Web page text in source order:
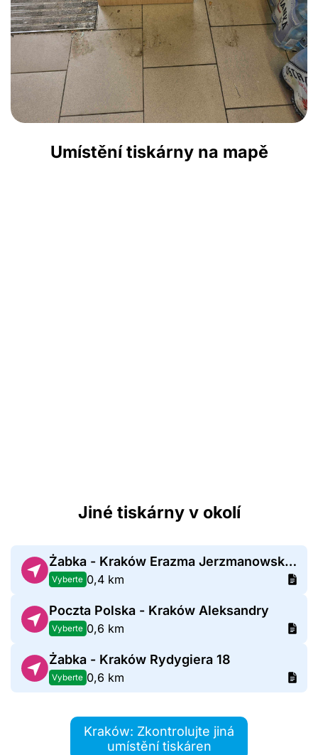
Umístění tiskárny na mapě
Jiné tiskárny v okolí
Żabka - Kraków Erazma Jerzmanowskiego 37
Vyberte 0,4 km
Poczta Polska - Kraków Aleksandry
Vyberte 0,6 km
Żabka - Kraków Rydygiera 18
Vyberte 0,6 km
Kraków: Zkontrolujte jiná
umístění tiskáren